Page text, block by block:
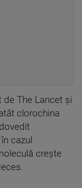
de The Lancet şi
clorochina
cazul
creşte